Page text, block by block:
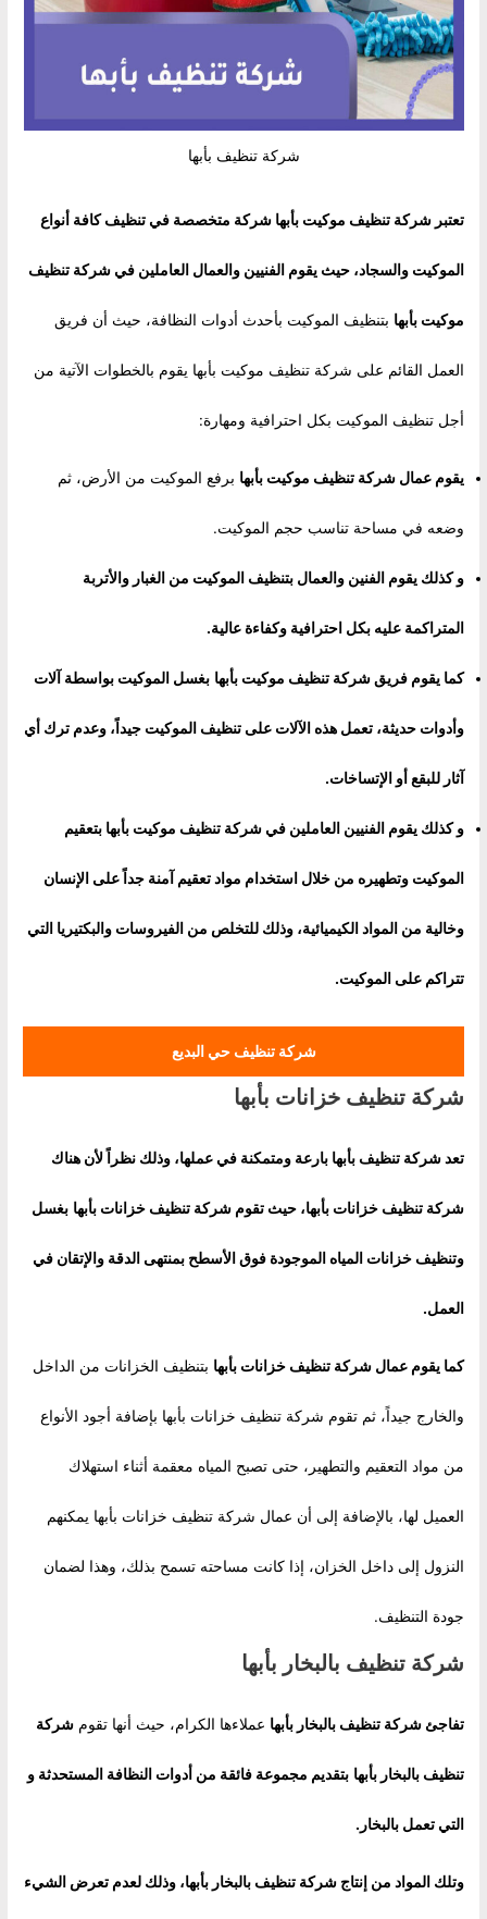
شركة تنظيف بأبها
تعتبر شركة تنظيف موكيت بأبها شركة متخصصة في تنظيف كافة أنواع
الموكيت والسجاد، حيث يقوم الفنيين والعمال العاملين فيشركة تنظيف
موكيت بأبها بتنظيف الموكيت بأحدث أدوات النظافة، حيث أن فريق
العمل القائم على شركة تنظيف موكيت بأبها يقوم بالخطوات الآتية من
أجل تنظيف الموكيت بكل احترافية ومهارة:
يقوم عمالشركة تنظيف موكيت بأبها برفع الموكيت من الأرض، ثم
وضعه في مساحة تناسب حجم الموكيت.
و كذلك يقوم الفنين والعمال بتنظيف الموكيت من الغبار والأتربة
المتراكمة عليه بكل احترافية وكفاءة عالية.
كما يقوم فريقشركة تنظيف موكيت بأبها بغسل الموكيت بواسطة آلات
وأدوات حديثة، تعمل هذه الآلات على تنظيف الموكيت جيداً، وعدم ترك أي
آثار للبقع أو الإتساخات.
و كذلك يقوم الفنيين العاملين في شركة تنظيف موكيت بأبها بتعقيم
الموكيت وتطهيره من خلال استخدام مواد تعقيم آمنة جداً على الإنسان
وخالية من المواد الكيميائية، وذلك للتخلص من الفيروسات والبكتيريا التي
تتراكم على الموكيت.
شركة تنظيف حي البديع
شركة تنظيف خزانات بأبها
تعد شركة تنظيف بأبها بارعة ومتمكنة في عملها، وذلك نظراً لأن هناك
شركة تنظيف خزانات بأبها، حيث تقومشركة تنظيف خزانات بأبها بغسل
وتنظيف خزانات المياه الموجودة فوق الأسطح بمنتهى الدقة والإتقان في
العمل.
كما يقوم عمالشركة تنظيف خزانات بأبها بتنظيف الخزانات من الداخل
والخارج جيداً، ثم تقوم شركة تنظيف خزانات بأبها بإضافة أجود الأنواع
من مواد التعقيم والتطهير، حتى تصبح المياه معقمة أثناء استهلاك
العميل لها، بالإضافة إلى أن عمال شركة تنظيف خزانات بأبها يمكنهم
النزول إلى داخل الخزان، إذا كانت مساحته تسمح بذلك، وهذا لضمان
جودة التنظيف.
شركة تنظيف بالبخار بأبها
تفاجئشركة تنظيف بالبخار بأبها عملاءها الكرام، حيث أنها تقومشركة
تنظيف بالبخار بأبها بتقديم مجموعة فائقة من أدوات النظافة المستحدثة و
التي تعمل بالبخار.
وتلك المواد من إنتاج شركة تنظيف بالبخار بأبها، وذلك لعدم تعرض الشيء